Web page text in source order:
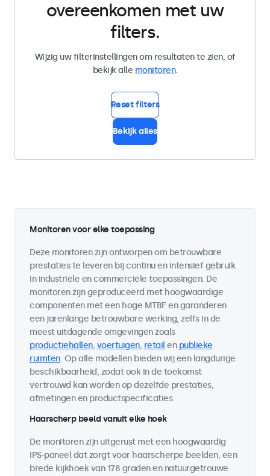
overeenkomen met uw
filters.
Wijzig uw filterinstellingen om resultaten te zien, of
bekijk alle monitoren.
Reset filters
Bekijk alles
Monitoren voor elke toepassing
Deze monitoren zijn ontworpen om betrouwbare
prestaties te leveren bij continu en intensief gebruik
in industriële en commerciële toepassingen. De
monitoren zijn geproduceerd met hoogwaardige
componenten met een hoge MTBF en garanderen
een jarenlange betrouwbare werking, zelfs in de
meest uitdagende omgevingen zoals
productiehallen, voertuigen, retailen publieke
ruimten. Op alle modellen bieden wij een langdurige
beschikbaarheid, zodat ook in de toekomst
vertrouwd kan worden op dezelfde prestaties,
afmetingen en productspecificaties.
Haarscherp beeld vanuit elke hoek
De monitoren zijn uitgerust met een hoogwaardig
IPS-paneel dat zorgt voor haarscherpe beelden, een
brede kijkhoek van 178 graden en natuurgetrouwe